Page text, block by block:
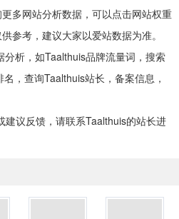
网站分析数据，可以点击网站权重
参考，建议大家以爱站数据为准。
析，如Taalthuis品牌流量词，搜索
，查询Taalthuis站长，备案信息，
议反馈，请联系Taalthuis的站长进